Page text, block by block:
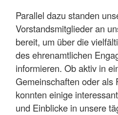
Parallel dazu standen
Vorstandsmitglieder an
bereit, um über die
des ehrenamtlichen
informieren. Ob aktiv in
Gemeinschaften oder als
konnten einige
und Einblicke in unsere